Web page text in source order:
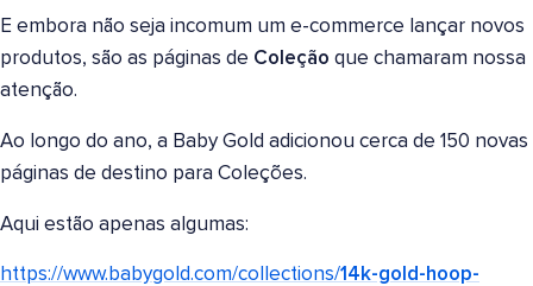
E embora não seja incomum um e-commerce lançar novos
produtos, são as páginas de Coleção que chamaram nossa
atenção.
Ao longo do ano, a Baby Gold adicionou cerca de 150 novas
páginas de destino para Coleções.
Aqui estão apenas algumas:
https://www.babygold.com/collections/14k-gold-hoop-